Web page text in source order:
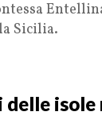
Sicilia.
isole